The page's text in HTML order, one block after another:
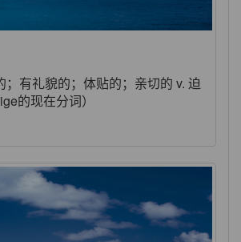
；有礼貌的；体贴的；亲切的 v. 迫
的现在分词）